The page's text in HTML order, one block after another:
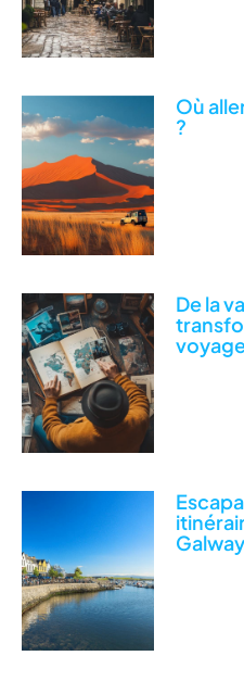
Où
?
De la
Galway